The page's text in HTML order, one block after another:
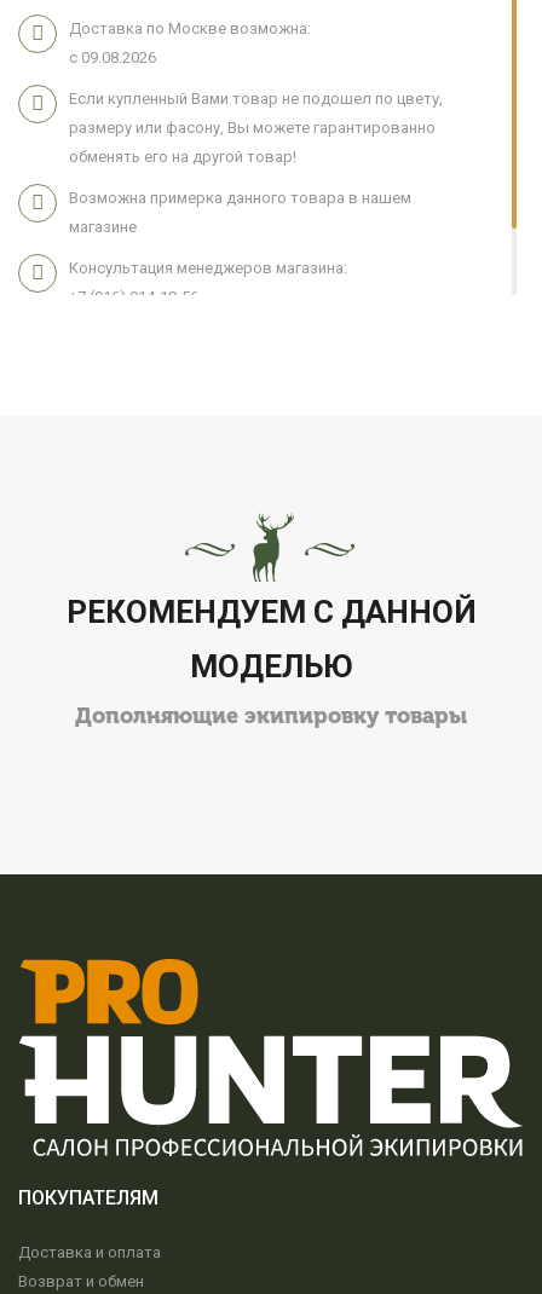
Доставка по Москве возможна:
с 09.08.2026
Если купленный Вами товар не подошел по цвету,
размеру или фасону, Вы можете гарантированно
обменять его на другой товар!
Возможна примерка данного товара в нашем
магазине
Консультация менеджеров магазина:
+7 (916) 914-18-56
РЕКОМЕНДУЕМ С ДАННОЙ
МОДЕЛЬЮ
Дополняющие экипировку товары
ПОКУПАТЕЛЯМ
Доставка и оплата
Возврат и обмен